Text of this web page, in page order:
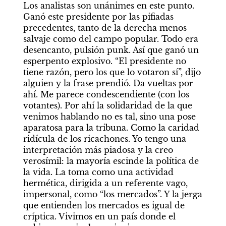
Los analistas son unánimes en este punto.
Ganó este presidente por las pifiadas
precedentes, tanto de la derecha menos
salvaje como del campo popular. Todo era
desencanto, pulsión punk. Así que ganó un
esperpento explosivo. “El presidente no
tiene razón, pero los que lo votaron sí”, dijo
alguien y la frase prendió. Da vueltas por
ahí. Me parece condescendiente (con los
votantes). Por ahí la solidaridad de la que
venimos hablando no es tal, sino una pose
aparatosa para la tribuna. Como la caridad
ridícula de los ricachones. Yo tengo una
interpretación más piadosa y la creo
verosímil: la mayoría escinde la política de
la vida. La toma como una actividad
hermética, dirigida a un referente vago,
impersonal, como “los mercados”. Y la jerga
que entienden los mercados es igual de
críptica. Vivimos en un país donde el